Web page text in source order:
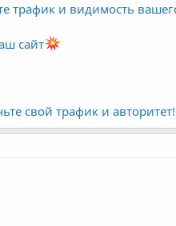
трафик и видимость
сайт
свой трафик и авторитет!